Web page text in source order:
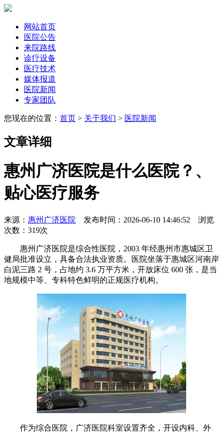
网站首页
医院公告
来院路线
诊疗设备
医疗技术
媒体报道
医院新闻
专家团队
您现在的位置： 首页 > 关于我们 > 医院新闻
文章详细
惠州广济医院是什么医院？、
贴心医疗服务
来源： 惠州广济医院 发布时间：2026-06-10 14:46:52 浏览
次数： 319次
惠州广济医院是综合性医院，2003 年经惠州市惠城区卫
健局批准设立，具备合法执业资质。医院坐落于惠城区河南岸
白泥三路 2 号，占地约 3.6 万平方米，开放床位 600 张，是当
地规模中等、专科特色鲜明的正规医疗机构。
作为综合医院，广济医院科室设置齐全，开设内科、外